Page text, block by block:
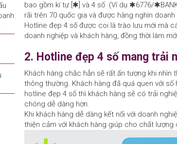
bao gồm kí tự [✱] và 4 số (Ví dụ ✱6776/
rãi trên 70 quốc gia và được hàng nghìn
Hotline đẹp 4 số được coi là trào lưu mới mà
doanh nghiệp và khách hàng, đồng thời làm
2. Hotline đẹp 4 số mang trải
Khách hàng chắc hẳn sẽ rất ấn tượng khi nhìn
thông thường. Khách hàng đã quá quen với
hotline đẹp 4 số thì khách hàng sẽ có trải
chóng dễ dàng hơn.
Khi khách hàng dễ dàng kết nối với doanh
thiện cảm với khách hàng giúp cho chất